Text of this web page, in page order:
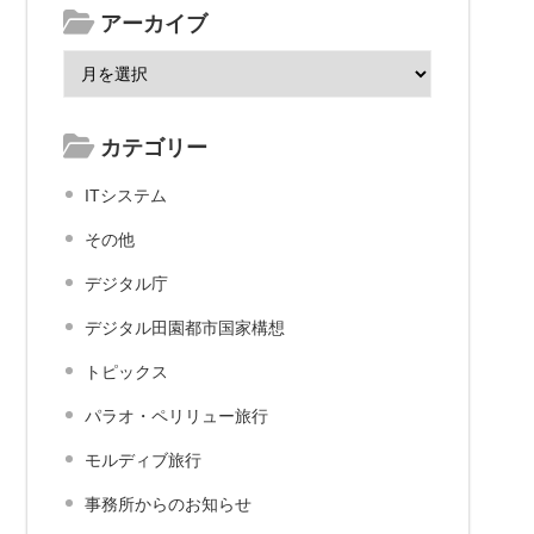
アーカイブ
カテゴリー
ITシステム
その他
デジタル庁
デジタル田園都市国家構想
トピックス
パラオ・ペリリュー旅行
モルディブ旅行
事務所からのお知らせ